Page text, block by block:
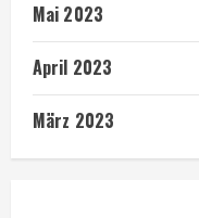
Mai 2023
April 2023
März 2023